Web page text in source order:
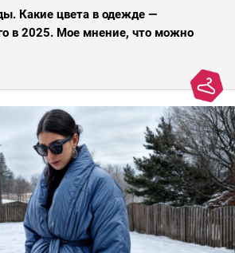
Какие цвета в одежде —
в 2025. Мое мнение, что можно